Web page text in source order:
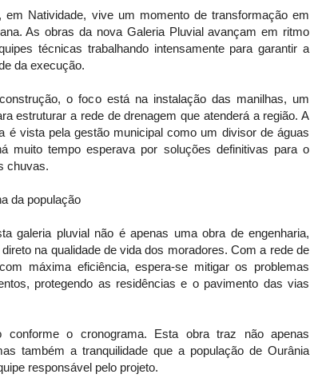
em Natividade, vive um momento de transformação em
As obras da nova Galeria Pluvial avançam em ritmo
técnicas trabalhando intensamente para garantir a
da execução.
o foco está na instalação das manilhas, um
estruturar a rede de drenagem que atenderá a região. A
é vista pela gestão municipal como um divisor de águas
muito tempo esperava por soluções definitivas para o
chuvas.
da população
galeria pluvial não é apenas uma obra de engenharia,
na qualidade de vida dos moradores. Com a rede de
máxima eficiência, espera-se mitigar os problemas
protegendo as residências e o pavimento das vias
conforme o cronograma. Esta obra traz não apenas
também a tranquilidade que a população de Ourânia
responsável pelo projeto.